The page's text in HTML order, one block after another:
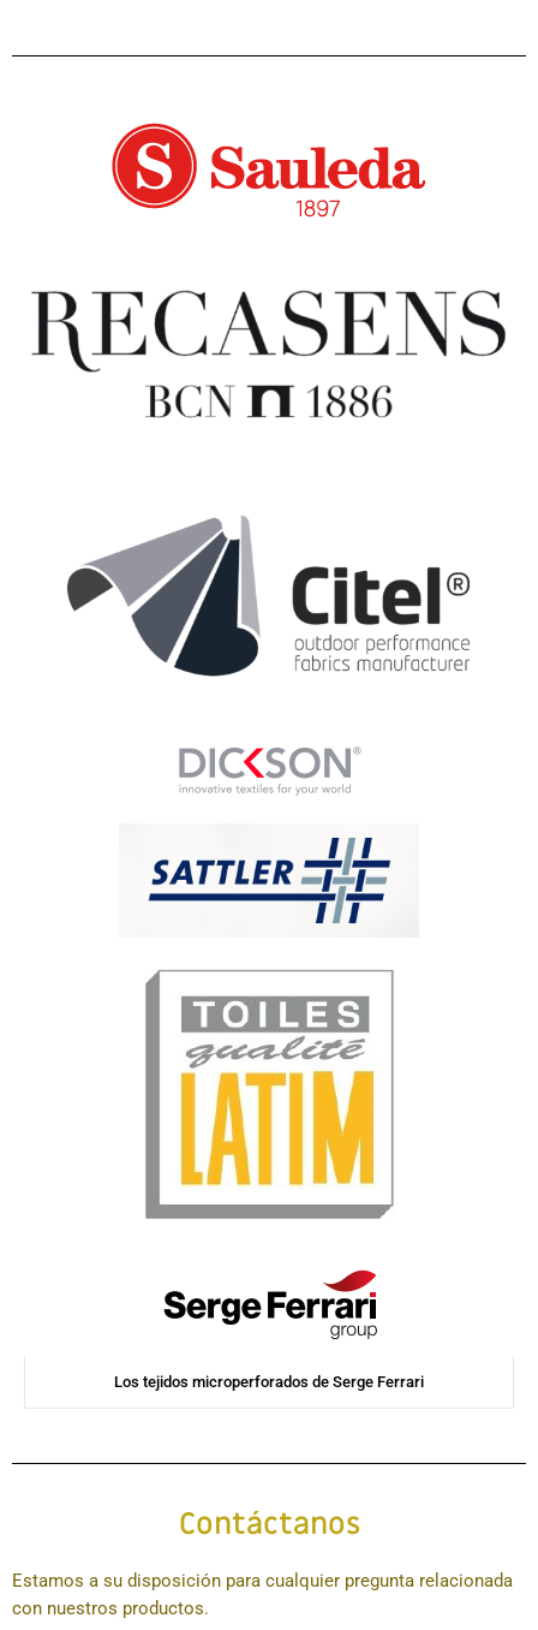
Los tejidos microperforados de Serge Ferrari
Contáctanos
Estamos a su disposición para cualquier pregunta relacionada
con nuestros productos.